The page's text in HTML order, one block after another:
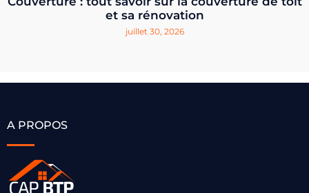
et sa rénovation
juillet 30, 2026
A PROPOS